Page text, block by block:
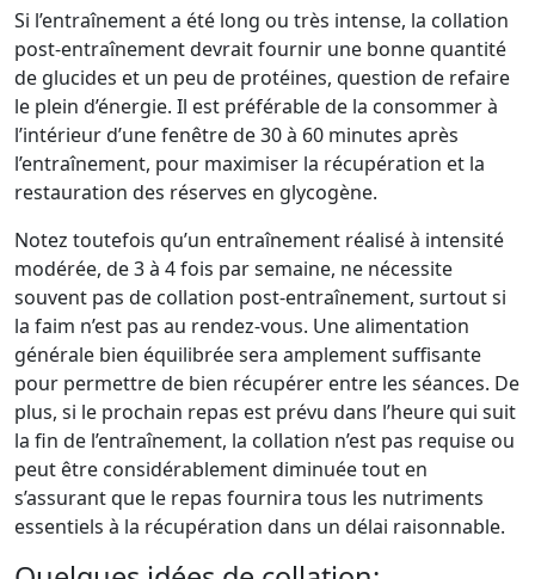
Si l’entraînement a été long ou très intense, la collation
post-entraînement devrait fournir une bonne quantité
de glucides et un peu de protéines, question de refaire
le plein d’énergie. Il est préférable de la consommer à
l’intérieur d’une fenêtre de 30 à 60 minutes après
l’entraînement, pour maximiser la récupération et la
restauration des réserves en glycogène.
Notez toutefois qu’un entraînement réalisé à intensité
modérée, de 3 à 4 fois par semaine, ne nécessite
souvent pas de collation post-entraînement, surtout si
la faim n’est pas au rendez-vous. Une alimentation
générale bien équilibrée sera amplement suffisante
pour permettre de bien récupérer entre les séances. De
plus, si le prochain repas est prévu dans l’heure qui suit
la fin de l’entraînement, la collation n’est pas requise ou
peut être considérablement diminuée tout en
s’assurant que le repas fournira tous les nutriments
essentiels à la récupération dans un délai raisonnable.